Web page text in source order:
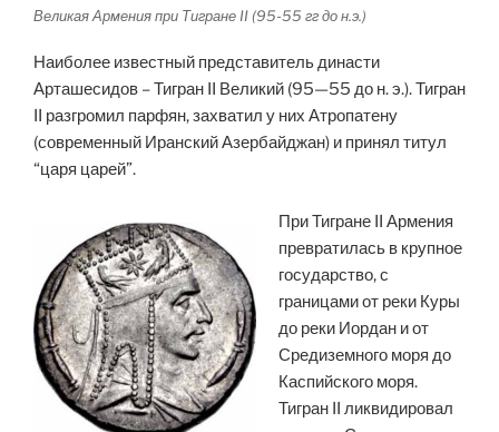
Великая Армения при Тигране II (95-55 гг до н.э.)
Наиболее известный представитель династи
Арташесидов – Тигран II Великий (95—55 до н. э.). Тигран
II разгромил парфян, захватил у них Атропатену
(современный Иранский Азербайджан) и принял титул
“царя царей”.
При Тигране II Армения
превратилась в крупное
государство, с
границами от реки Куры
до реки Иордан и от
Средиземного моря до
Каспийского моря.
Тигран II ликвидировал